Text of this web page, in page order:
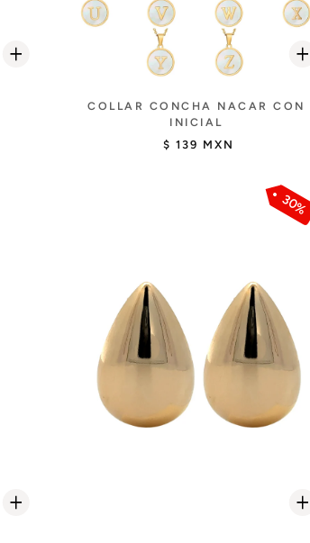
COLLAR CONCHA NACAR CON
INICIAL
$ 139 MXN
30%